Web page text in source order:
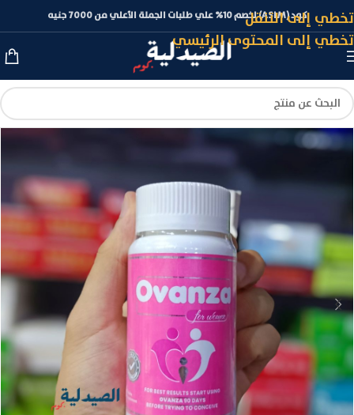
تخطي إلى التنقل
تخطي إلى المحتوى الرئيسي
كود (ASLM) لخصم 10% علي طلبات الجملة الأعلي من 7000 جنيه